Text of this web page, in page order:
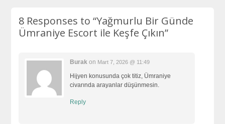
8 Responses to“Yağmurlu Bir Günde
Ümraniye Escort ile Keşfe Çıkın”
Burak on Mart 7, 2026 @ 11:49
Hijyen konusunda çok titiz, Ümraniye
civarında arayanlar düşünmesin.
Reply